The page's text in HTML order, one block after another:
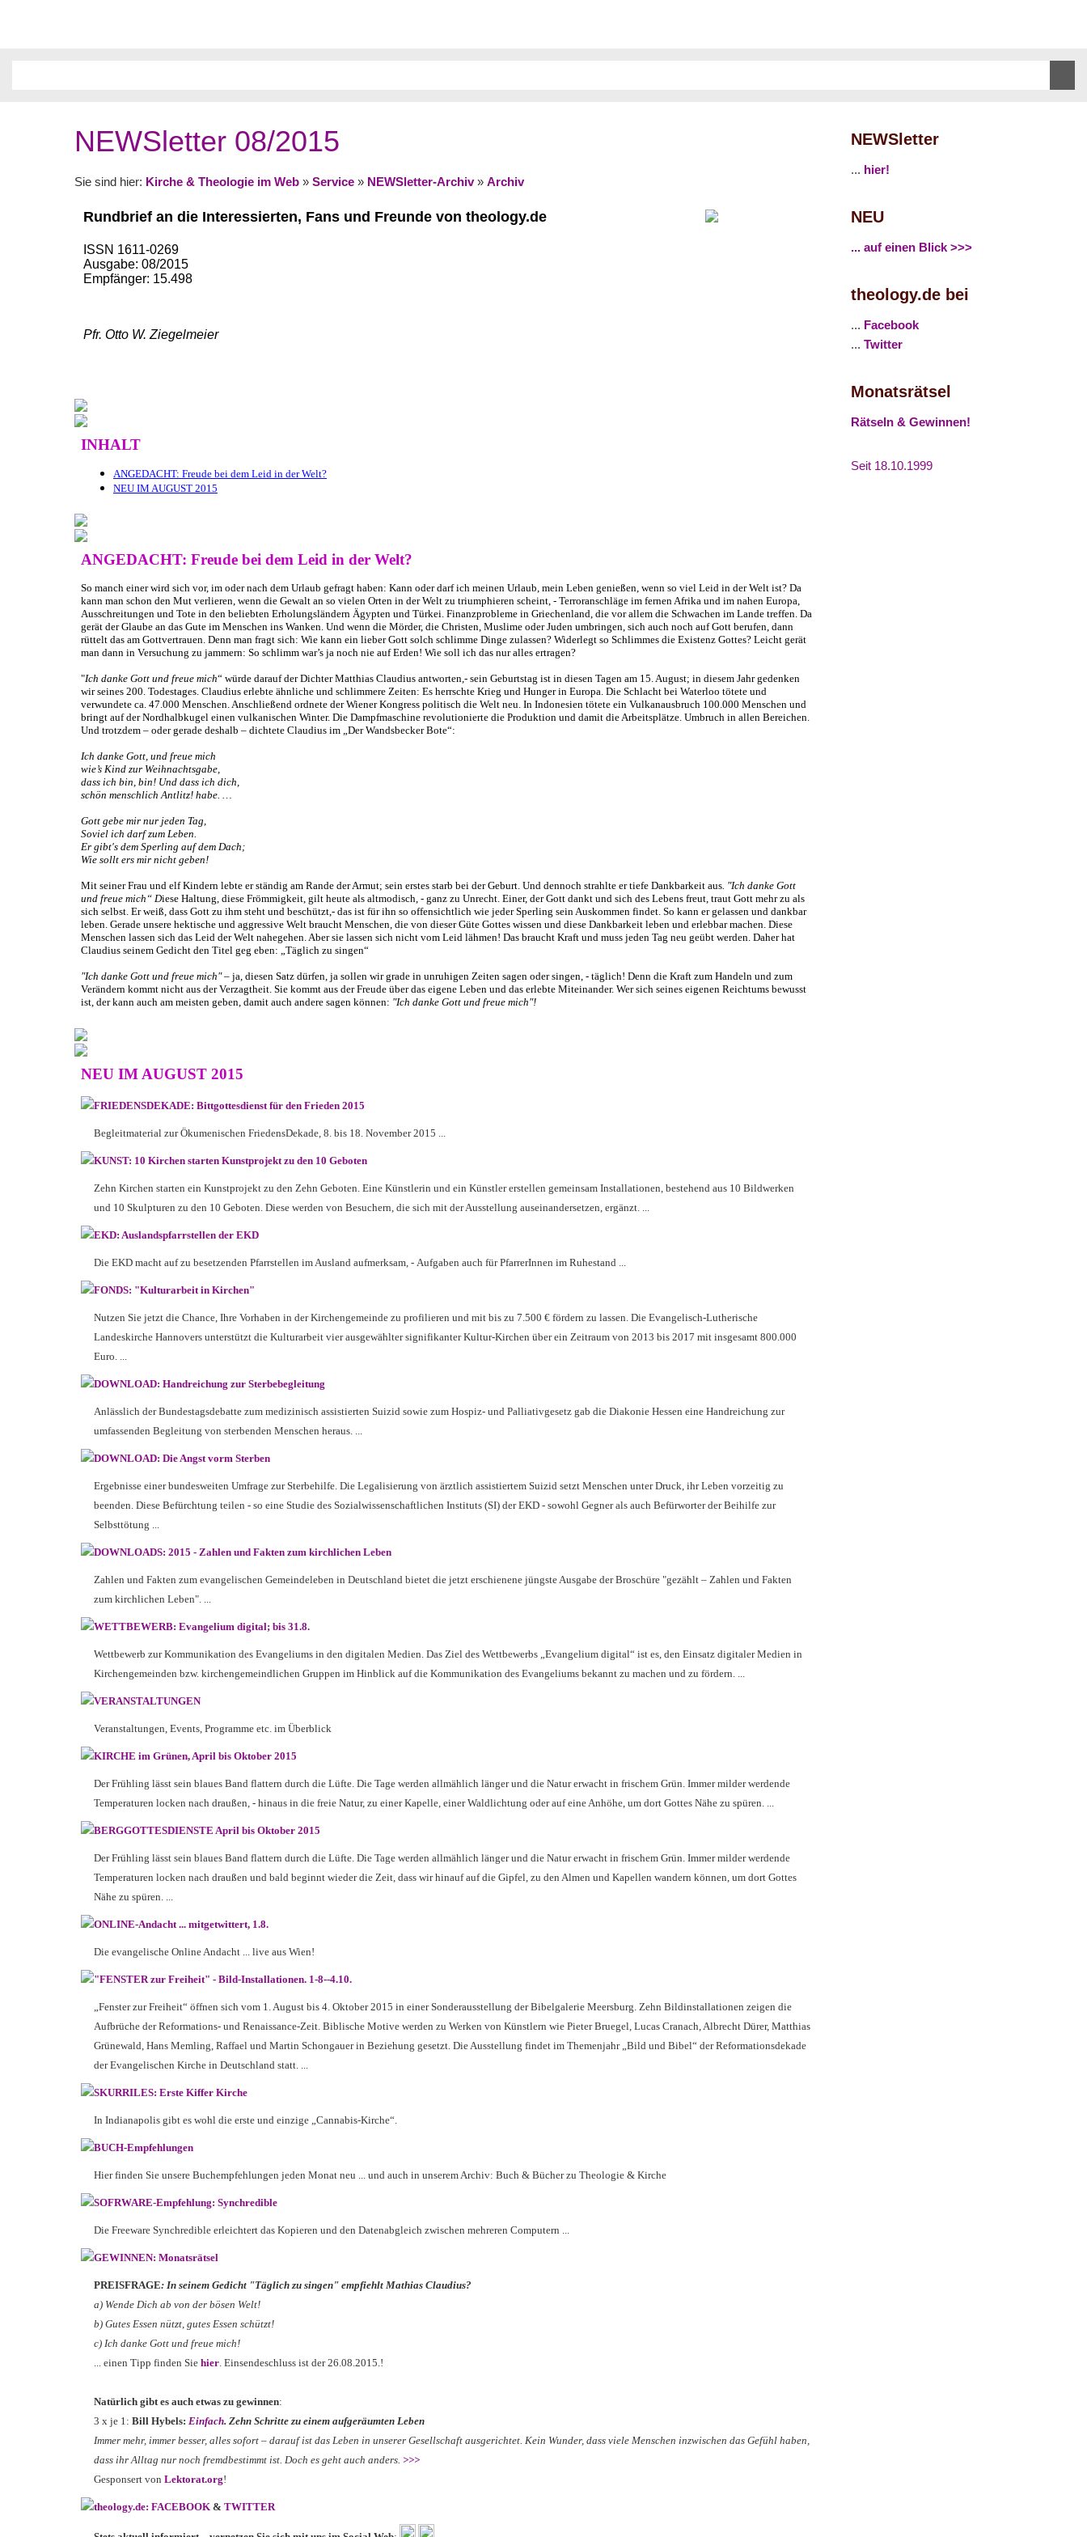
NEWSletter 08/2015
Sie sind hier: Kirche & Theologie im Web » Service » NEWSletter-Archiv» Archiv
Rundbrief an die Interessierten, Fans und Freunde von theology.de
ISSN 1611-0269
Ausgabe: 08/2015
Empfänger: 15.498
Pfr. Otto W. Ziegelmeier
INHALT
ANGEDACHT: Freude bei dem Leid in der Welt?
NEU IM AUGUST 2015
ANGEDACHT: Freude bei dem Leid in der Welt?
So manch einer wird sich vor, im oder nach dem Urlaub gefragt haben: Kann oder darf ich meinen Urlaub, mein Leben genießen, wenn so viel Leid in der Welt ist? Da
kann man schon den Mut verlieren, wenn die Gewalt an so vielen Orten in der Welt zu triumphieren scheint, - Terroranschläge im fernen Afrika und im nahen Europa,
Ausschreitungen und Tote in den beliebten Erholungsländern Ägypten und Türkei. Finanzprobleme in Griechenland, die vor allem die Schwachen im Lande treffen. Da
gerät der Glaube an das Gute im Menschen ins Wanken. Und wenn die Mörder, die Christen, Muslime oder Juden umbringen, sich auch noch auf Gott berufen, dann
rüttelt das am Gottvertrauen. Denn man fragt sich: Wie kann ein lieber Gott solch schlimme Dinge zulassen? Widerlegt so Schlimmes die Existenz Gottes? Leicht gerät
man dann in Versuchung zu jammern: So schlimm war’s ja noch nie auf Erden! Wie soll ich das nur alles ertragen?
"Ich danke Gott und freue mich“ würde darauf der Dichter Matthias Claudius antworten,- sein Geburtstag ist in diesen Tagen am 15. August; in diesem Jahr gedenken
wir seines 200. Todestages. Claudius erlebte ähnliche und schlimmere Zeiten: Es herrschte Krieg und Hunger in Europa. Die Schlacht bei Waterloo tötete und
verwundete ca. 47.000 Menschen. Anschließend ordnete der Wiener Kongress politisch die Welt neu. In Indonesien tötete ein Vulkanausbruch 100.000 Menschen und
bringt auf der Nordhalbkugel einen vulkanischen Winter. Die Dampfmaschine revolutionierte die Produktion und damit die Arbeitsplätze. Umbruch in allen Bereichen.
Und trotzdem – oder gerade deshalb – dichtete Claudius im „Der Wandsbecker Bote“:
Ich danke Gott, und freue mich
wie’s Kind zur Weihnachtsgabe,
dass ich bin, bin! Und dass ich dich,
schön menschlich Antlitz! habe. …
Gott gebe mir nur jeden Tag,
Soviel ich darf zum Leben.
Er gibt's dem Sperling auf dem Dach;
Wie sollt ers mir nicht geben!
Mit seiner Frau und elf Kindern lebte er ständig am Rande der Armut; sein erstes starb bei der Geburt. Und dennoch strahlte er tiefe Dankbarkeit aus. "Ich danke Gott
und freue mich“ Diese Haltung, diese Frömmigkeit, gilt heute als altmodisch, - ganz zu Unrecht. Einer, der Gott dankt und sich des Lebens freut, traut Gott mehr zu als
sich selbst. Er weiß, dass Gott zu ihm steht und beschützt,- das ist für ihn so offensichtlich wie jeder Sperling sein Auskommen findet. So kann er gelassen und dankbar
leben. Gerade unsere hektische und aggressive Welt braucht Menschen, die von dieser Güte Gottes wissen und diese Dankbarkeit leben und erlebbar machen. Diese
Menschen lassen sich das Leid der Welt nahegehen. Aber sie lassen sich nicht vom Leid lähmen! Das braucht Kraft und muss jeden Tag neu geübt werden. Daher hat
Claudius seinem Gedicht den Titel geg eben: „Täglich zu singen“
"Ich danke Gott und freue mich"– ja, diesen Satz dürfen, ja sollen wir grade in unruhigen Zeiten sagen oder singen, - täglich! Denn die Kraft zum Handeln und zum
Verändern kommt nicht aus der Verzagtheit. Sie kommt aus der Freude über das eigene Leben und das erlebte Miteinander. Wer sich seines eigenen Reichtums bewusst
ist, der kann auch am meisten geben, damit auch andere sagen können: "Ich danke Gott und freue mich"!
NEU IM AUGUST 2015
FRIEDENSDEKADE: Bittgottesdienst für den Frieden 2015
Begleitmaterial zur Ökumenischen FriedensDekade, 8. bis 18. November 2015 ...
KUNST: 10 Kirchen starten Kunstprojekt zu den 10 Geboten
Zehn Kirchen starten ein Kunstprojekt zu den Zehn Geboten. Eine Künstlerin und ein Künstler erstellen gemeinsam Installationen, bestehend aus 10 Bildwerken
und 10 Skulpturen zu den 10 Geboten. Diese werden von Besuchern, die sich mit der Ausstellung auseinandersetzen, ergänzt. ...
EKD: Auslandspfarrstellen der EKD
Die EKD macht auf zu besetzenden Pfarrstellen im Ausland aufmerksam, - Aufgaben auch für PfarrerInnen im Ruhestand ...
FONDS: "Kulturarbeit in Kirchen"
Nutzen Sie jetzt die Chance, Ihre Vorhaben in der Kirchengemeinde zu profilieren und mit bis zu 7.500 € fördern zu lassen. Die Evangelisch-Lutherische
Landeskirche Hannovers unterstützt die Kulturarbeit vier ausgewählter signifikanter Kultur-Kirchen über ein Zeitraum von 2013 bis 2017 mit insgesamt 800.000
Euro. ...
DOWNLOAD: Handreichung zur Sterbebegleitung
Anlässlich der Bundestagsdebatte zum medizinisch assistierten Suizid sowie zum Hospiz- und Palliativgesetz gab die Diakonie Hessen eine Handreichung zur
umfassenden Begleitung von sterbenden Menschen heraus. ...
DOWNLOAD: Die Angst vorm Sterben
Ergebnisse einer bundesweiten Umfrage zur Sterbehilfe. Die Legalisierung von ärztlich assistiertem Suizid setzt Menschen unter Druck, ihr Leben vorzeitig zu
beenden. Diese Befürchtung teilen - so eine Studie des Sozialwissenschaftlichen Instituts (SI) der EKD - sowohl Gegner als auch Befürworter der Beihilfe zur
Selbsttötung ...
DOWNLOADS: 2015 - Zahlen und Fakten zum kirchlichen Leben
Zahlen und Fakten zum evangelischen Gemeindeleben in Deutschland bietet die jetzt erschienene jüngste Ausgabe der Broschüre "gezählt – Zahlen und Fakten
zum kirchlichen Leben". ...
WETTBEWERB: Evangelium digital; bis 31.8.
Wettbewerb zur Kommunikation des Evangeliums in den digitalen Medien. Das Ziel des Wettbewerbs „Evangelium digital“ ist es, den Einsatz digitaler Medien in
Kirchengemeinden bzw. kirchengemeindlichen Gruppen im Hinblick auf die Kommunikation des Evangeliums bekannt zu machen und zu fördern. ...
VERANSTALTUNGEN
Veranstaltungen, Events, Programme etc. im Überblick
KIRCHE im Grünen, April bis Oktober 2015
Der Frühling lässt sein blaues Band flattern durch die Lüfte. Die Tage werden allmählich länger und die Natur erwacht in frischem Grün. Immer milder werdende
Temperaturen locken nach draußen, - hinaus in die freie Natur, zu einer Kapelle, einer Waldlichtung oder auf eine Anhöhe, um dort Gottes Nähe zu spüren. ...
BERGGOTTESDIENSTE April bis Oktober 2015
Der Frühling lässt sein blaues Band flattern durch die Lüfte. Die Tage werden allmählich länger und die Natur erwacht in frischem Grün. Immer milder werdende
Temperaturen locken nach draußen und bald beginnt wieder die Zeit, dass wir hinauf auf die Gipfel, zu den Almen und Kapellen wandern können, um dort Gottes
Nähe zu spüren. ...
ONLINE-Andacht ... mitgetwittert, 1.8.
Die evangelische Online Andacht ... live aus Wien!
"FENSTER zur Freiheit" - Bild-Installationen. 1-8--4.10.
„Fenster zur Freiheit“ öffnen sich vom 1. August bis 4. Oktober 2015 in einer Sonderausstellung der Bibelgalerie Meersburg. Zehn Bildinstallationen zeigen die
Aufbrüche der Reformations- und Renaissance-Zeit. Biblische Motive werden zu Werken von Künstlern wie Pieter Bruegel, Lucas Cranach, Albrecht Dürer, Matthias
Grünewald, Hans Memling, Raffael und Martin Schongauer in Beziehung gesetzt. Die Ausstellung findet im Themenjahr „Bild und Bibel“ der Reformationsdekade
der Evangelischen Kirche in Deutschland statt. ...
SKURRILES: Erste Kiffer Kirche
In Indianapolis gibt es wohl die erste und einzige „Cannabis-Kirche“.
BUCH-Empfehlungen
Hier finden Sie unsere Buchempfehlungen jeden Monat neu ... und auch in unserem Archiv: Buch & Bücher zu Theologie & Kirche
SOFRWARE-Empfehlung: Synchredible
Die Freeware Synchredible erleichtert das Kopieren und den Datenabgleich zwischen mehreren Computern ...
GEWINNEN: Monatsrätsel
PREISFRAGE: In seinem Gedicht "Täglich zu singen" empfiehlt Mathias Claudius?
a) Wende Dich ab von der bösen Welt!
b) Gutes Essen nützt, gutes Essen schützt!
c) Ich danke Gott und freue mich!
... einen Tipp finden Sie hier. Einsendeschluss ist der 26.08.2015.!
Natürlich gibt es auch etwas zu gewinnen:
3 x je 1: Bill Hybels: Einfach. Zehn Schritte zu einem aufgeräumten Leben
Immer mehr, immer besser, alles sofort – darauf ist das Leben in unserer Gesellschaft ausgerichtet. Kein Wunder, dass viele Menschen inzwischen das Gefühl haben,
dass ihr Alltag nur noch fremdbestimmt ist. Doch es geht auch anders. >>>
Gesponsert von Lektorat.org!
theology.de: FACEBOOK & TWITTER
NEWSletter
... hier!
NEU
... auf einen Blick >>>
theology.de bei
... Facebook
... Twitter
Monatsrätsel
Rätseln & Gewinnen!
Seit 18.10.1999